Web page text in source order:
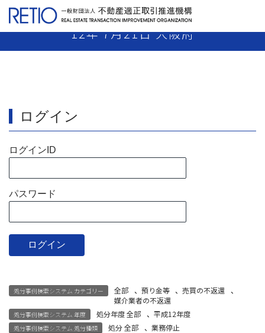
【12-2】 媒介業者 業務停止45日 平成
12年 7月21日 大阪府
ログイン
ログインID
パスワード
処分事例検索システム カテゴリー 全部 、 預り金等 、売買の不返還
、
媒介業者の不返還
処分事例検索システム 年度 処分年度 全部 、 平成12年度
処分事例検索システム 処分種類 処分 全部 、 業務停止